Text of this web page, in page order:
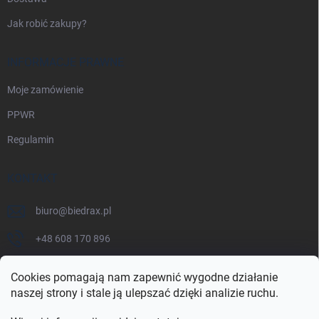
Cookies pomagają nam zapewnić wygodne działanie
naszej strony i stale ją ulepszać dzięki analizie ruchu.
Jak robić zakupy?
INFORMACJE PRAWNE
Moje zamówienie
PPWR
Regulamin
KONTAKT
biuro@biedrax.pl
+48 608 170 896